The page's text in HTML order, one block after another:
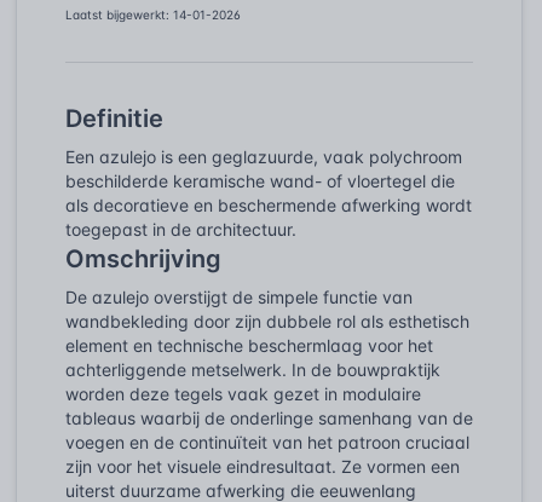
Laatst bijgewerkt: 14-01-2026
Definitie
Een azulejo is een geglazuurde, vaak polychroom
beschilderde keramische wand- of vloertegel die
als decoratieve en beschermende afwerking wordt
toegepast in de architectuur.
Omschrijving
De azulejo overstijgt de simpele functie van
wandbekleding door zijn dubbele rol als esthetisch
element en technische beschermlaag voor het
achterliggende metselwerk. In de bouwpraktijk
worden deze tegels vaak gezet in modulaire
tableaus waarbij de onderlinge samenhang van de
voegen en de continuïteit van het patroon cruciaal
zijn voor het visuele eindresultaat. Ze vormen een
uiterst duurzame afwerking die eeuwenlang